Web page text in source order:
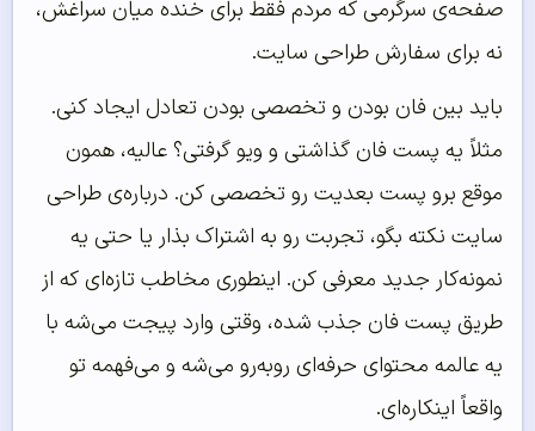
صفحه‌ی سرگرمی که مردم فقط برای خنده میان سراغش،
نه برای سفارش طراحی سایت.
باید بین فان بودن و تخصصی بودن تعادل ایجاد کنی.
مثلاً یه پست فان گذاشتی و ویو گرفتی؟ عالیه، همون
موقع برو پست بعدیت رو تخصصی کن. درباره‌ی طراحی
سایت نکته بگو، تجربت رو به اشتراک بذار یا حتی یه
نمونه‌کار جدید معرفی کن. اینطوری مخاطب تازه‌ای که از
طریق پست فان جذب شده، وقتی وارد پیجت می‌شه با
یه عالمه محتوای حرفه‌ای روبه‌رو می‌شه و می‌فهمه تو
واقعاً اینکاره‌ای.